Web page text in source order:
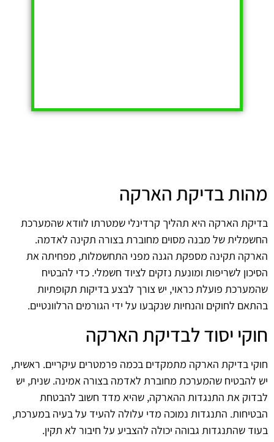
מהות בדיקת הארקה
בדיקת הארקה היא תהליך קרדינלי שמטרתו לוודא שהמערכת
החשמלית של מבנה מסוים מחוברת בצורה תקינה לאדמה.
הארקה תקינה מספקת הגנה מפני התחשמלות, מפחיתה את
הסיכון לשריפות ומונעת נזקים לציוד חשמלי. כדי להבטיח
שהמערכת פועלת כראוי, יש צורך לבצע בדיקות תקופתיות
בהתאם לחוקים והנחיות שנקבעו על ידי הגורמים הרלוונטיים.
חוקי יסוד לבדיקת הארקה
חוקי בדיקת הארקה מתמקדים בכמה פרמטרים עיקריים. ראשית,
יש להבטיח שהמערכת מחוברת לאדמה בצורה אמינה. שנית, יש
לבדוק את התנגדות ההארקה, שהיא מדד חשוב להבטחת
הבטיחות. התנגדות נמוכה מדי עלולה להעיד על בעיה במערכת,
בעוד שהתנגדות גבוהה יכולה להצביע על חיבור לא תקין.